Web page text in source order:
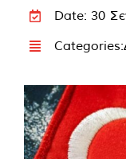
Date: 30
Categories: